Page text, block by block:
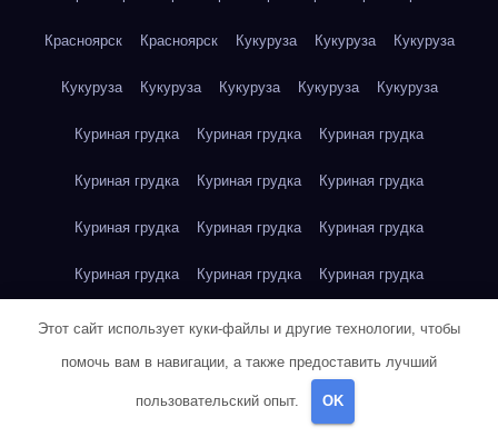
Красноярск Красноярск Кукуруза Кукуруза Кукуруза
Кукуруза Кукуруза Кукуруза Кукуруза Кукуруза
Куриная грудка Куриная грудка Куриная грудка
Куриная грудка Куриная грудка Куриная грудка
Куриная грудка Куриная грудка Куриная грудка
Куриная грудка Куриная грудка Куриная грудка
Куриная грудка Куриное яйцо Куриное яйцо
Куриное яйцо Куриное яйцо Куриное яйцо Куриное яйцо
Этот сайт использует куки-файлы и другие технологии, чтобы
помочь вам в навигации, а также предоставить лучший
пользовательский опыт. OK